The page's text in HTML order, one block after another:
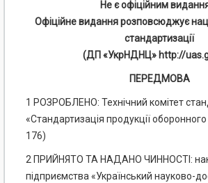
Не є офіційним
Офіційне видання розповсюджує
стандартизації
(ДП «УкрНДНЦ» http://
ПЕРЕДМОВА
1 РОЗРОБЛЕНО: Технічний комітет
«Стандартизація продукції
176)
2 ПРИЙНЯТО ТА НАДАНО ЧИННОСТІ:
підприємства «Український науково-